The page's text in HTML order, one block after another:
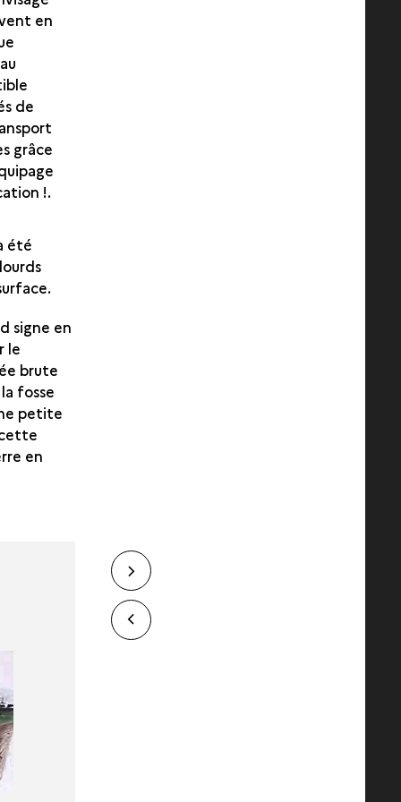
en
de
grâce
!.
été
signe en
le
brute
fosse
petite
en
Next
slide
Previous
slide